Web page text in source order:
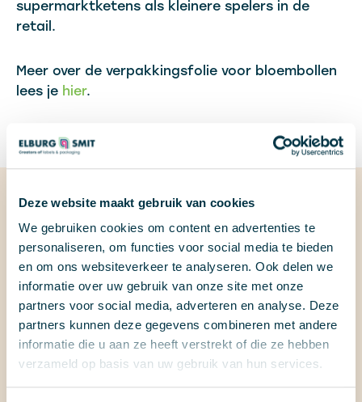
Deze website maakt gebruik van cookies
We gebruiken cookies om content en advertenties te
personaliseren, om functies voor social media te bieden
en om ons websiteverkeer te analyseren. Ook delen we
informatie over uw gebruik van onze site met onze
partners voor social media, adverteren en analyse. Deze
partners kunnen deze gegevens combineren met andere
informatie die u aan ze heeft verstrekt of die ze hebben
verzameld op basis van uw gebruik van hun services.
supermarktketens als kleinere spelers in de
retail.
Meer over de verpakkingsfolie voor bloembollen
lees je hier.
Portfolio